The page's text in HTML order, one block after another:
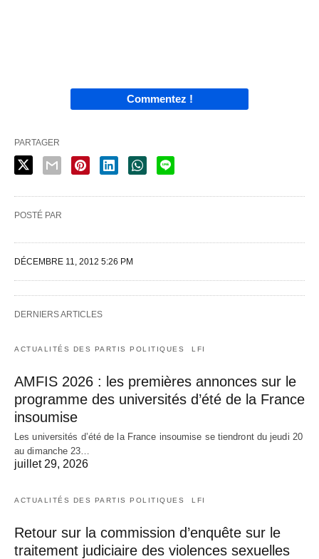
Commentez !
PARTAGER
POSTÉ PAR
DÉCEMBRE 11, 2012 5:26 PM
DERNIERS ARTICLES
ACTUALITÉS DES PARTIS POLITIQUES LFI
AMFIS 2026 : les premières annonces sur le
programme des universités d’été de la France
insoumise
Les universités d’été de la France insoumise se tiendront du jeudi 20
au dimanche 23…
juillet 29, 2026
ACTUALITÉS DES PARTIS POLITIQUES LFI
Retour sur la commission d’enquête sur le
traitement judiciaire des violences sexuelles